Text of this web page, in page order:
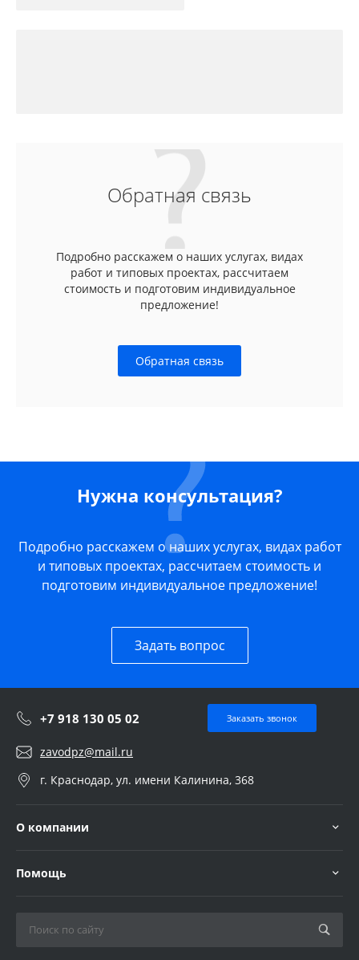
Обратная связь
Подробно расскажем о наших услугах, видах
работ и типовых проектах, рассчитаем
стоимость и подготовим индивидуальное
предложение!
Обратная связь
Нужна консультация?
Подробно расскажем о наших услугах, видах работ
и типовых проектах, рассчитаем стоимость и
подготовим индивидуальное предложение!
Задать вопрос
+7 918 130 05 02 Заказать звонок
zavodpz@mail.ru
г. Краснодар, ул. имени Калинина, 368
О компании
Помощь